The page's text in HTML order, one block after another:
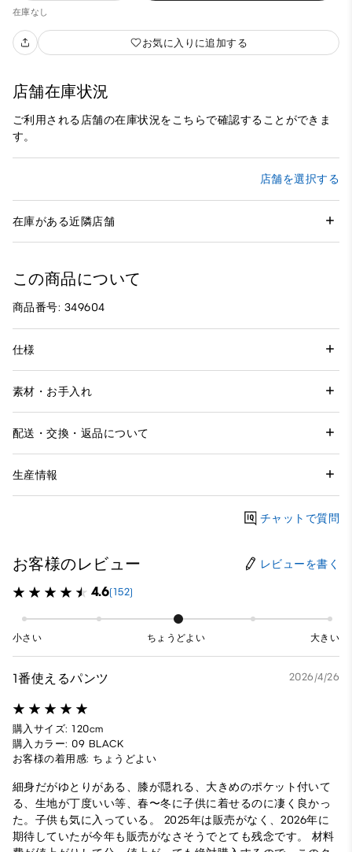
在庫なし
お気に入りに追加する
店舗在庫状況
ご利用される店舗の在庫状況をこちらで確認することができま
す。
店舗を選択する
在庫がある近隣店舗
この商品について
商品番号: 349604
仕様
素材・お手入れ
配送・交換・返品について
生産情報
チャットで質問
お客様のレビュー レビューを書く
4.6(152)
小さい ちょうどよい 大きい
1番使えるパンツ 2026/4/26
購入サイズ: 120cm
購入カラー: 09 BLACK
お客様の着用感: ちょうどよい
細身だがゆとりがある、膝が隠れる、大きめのポケット付いて
る、生地が丁度いい等、春〜冬に子供に着せるのに凄く良かっ
た。子供も気に入っている。 2025年は販売がなく、2026年に
期待していたが今年も販売がなさそうでとても残念です。 材料